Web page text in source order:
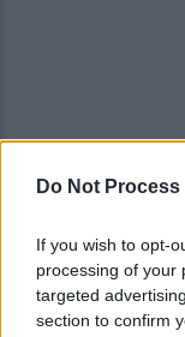
Do Not
If you wish to opt-
processing of your
targeted
section to confirm